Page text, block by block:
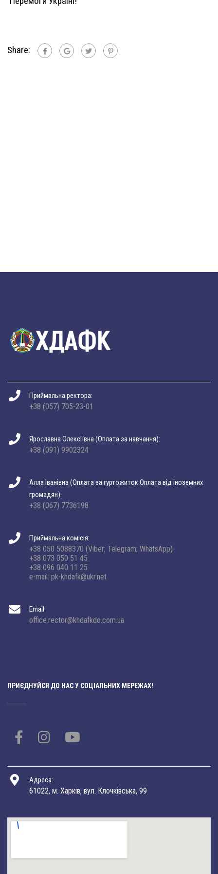
Share:
Приймальна ректора:
+38 (057) 705-23-01
Ярославна Олексіївна (Оплата за навчання):
+38 (091) 9902324
Алла Іванівна (Оплата за гуртожиток Оплата від іноземних
громадян):
+38 (067) 7736198
Приймальна комісія:
+38 050 5088370 (Viber; Telegram; WhatsApp)
+38 073 050 51 45
+38 096 040 11 25
e-mail: pk-khdafk@ukr.net
Email
office.rector@khdafkdo.com.ua
ПРИЄДНУЙСЯ ДО НАС У СОЦІАЛЬНИХ МЕРЕЖАХ!
Адреса:
61022, м. Харків, вул. Клочківська, 99